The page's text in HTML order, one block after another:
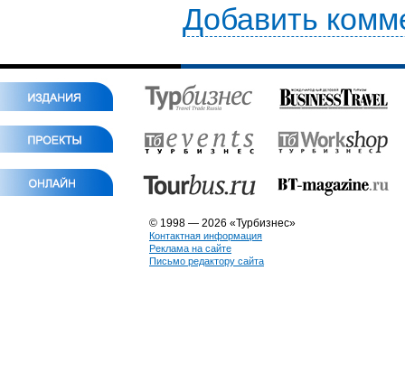
Добавить
© 1998 — 2026 «Турбизнес»
Контактная информация
Реклама на сайте
Письмо редактору сайта